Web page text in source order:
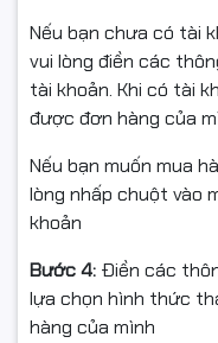
Nguồn ATX350 ổn
Bộ nguồnATX350
thống hoạt động liên
tuổi thọ linh kiện.
MuaPC văn phòng
Hancomputer.vn
mang đến cho bạn:
✅Hàngchính hãng
Nếu bạn chưa có tài
vui lòng điền các
tài khoản. Khi có tài
được đơn hàng của
Nếu bạn muốn mua
lòng nhấp chuột vào
khoản
Bước 4: Điền các
lựa chọn hình thức
hàng của mình